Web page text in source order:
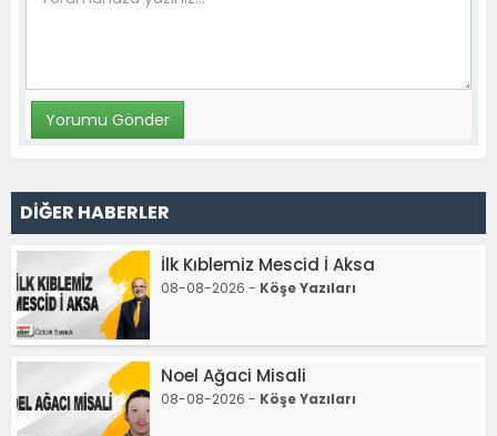
DİĞER HABERLER
İlk Kıblemiz Mescid İ Aksa
08-08-2026 - Köşe Yazıları
Noel Ağaci Misali
08-08-2026 - Köşe Yazıları